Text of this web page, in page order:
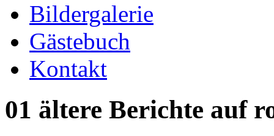
Bildergalerie
Gästebuch
Kontakt
01 ältere Berichte auf